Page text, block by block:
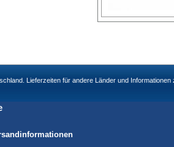
Lieferzeiten für andere Länder und